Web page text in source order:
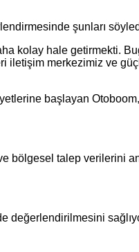
şunları
kolay hale getirmekti.
iletişim merkezimiz ve
başlayan
bölgesel talep verilerini
değerlendirilmesini